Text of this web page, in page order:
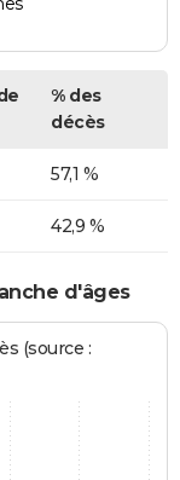
% des
décès
57,1 %
42,9 %
d'âges
(source :